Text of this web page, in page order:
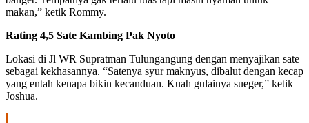
makan,” ketik Rommy.
Rating 4,5 Sate Kambing Pak Nyoto
Lokasi di Jl WR Supratman Tulungangung dengan menyajikan sate
sebagai kekhasannya. “Satenya syur maknyus, dibalut dengan kecap
yang entah kenapa bikin kecanduan. Kuah gulainya sueger,” ketik
Joshua.